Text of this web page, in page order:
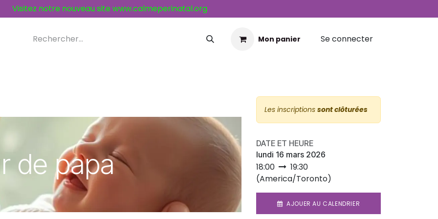
Visitez notre nouveau site www.calmeperinatal.org
Mon panier Se connecter
de papa
Les inscriptions sont clôturées
DATE ET HEURE
lundi 16 mars 2026
18:00
19:30
(America/Toronto)
AJOUER AU CALENDRIER